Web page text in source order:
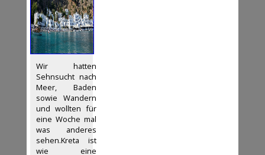
Wir hatten
Sehnsucht nach
Meer, Baden
sowie Wandern
und wollten für
eine Woche mal
was anderes
sehen.Kreta ist
wie eine